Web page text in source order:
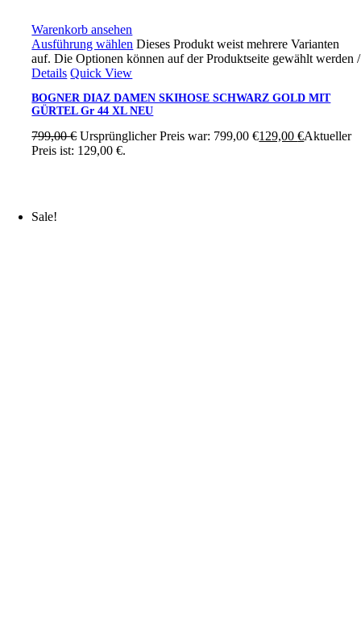
Warenkorb ansehen
Ausführung wählen Dieses Produkt weist mehrere Varianten
auf. Die Optionen können auf der Produktseite gewählt werden/
Details Quick View
BOGNER DIAZ DAMEN SKIHOSE SCHWARZ GOLD MIT
GÜRTEL Gr 44 XL NEU
799,00€ Ursprünglicher Preis war: 799,00 €129,00€Aktueller
Preis ist: 129,00 €.
Sale!